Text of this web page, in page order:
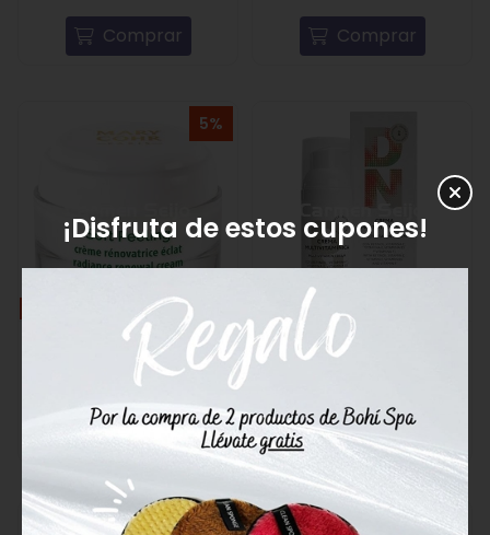
Comprar
Comprar
5%
Mary Cohr Soft Peeling
Crema Renovadora
78,85€
Comprar
De Noyle's Crema
Multivitamínica
Comprar
¡Disfruta de estos cupones!